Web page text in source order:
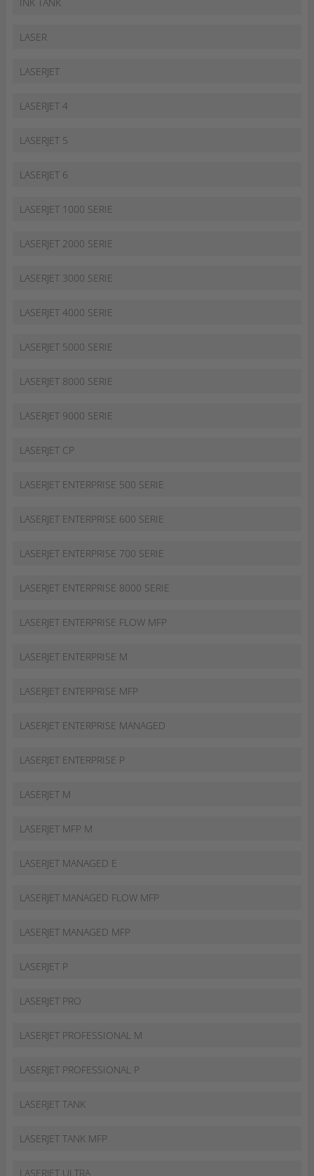
LASER
LASERJET
LASERJET 4
LASERJET 5
LASERJET 6
LASERJET 1000 SERIE
LASERJET 2000 SERIE
LASERJET 3000 SERIE
LASERJET 4000 SERIE
LASERJET 5000 SERIE
LASERJET 8000 SERIE
LASERJET 9000 SERIE
LASERJET CP
LASERJET ENTERPRISE 500 SERIE
LASERJET ENTERPRISE 600 SERIE
LASERJET ENTERPRISE 700 SERIE
LASERJET ENTERPRISE 8000 SERIE
LASERJET ENTERPRISE FLOW MFP
LASERJET ENTERPRISE M
LASERJET ENTERPRISE MFP
LASERJET ENTERPRISE MANAGED
LASERJET ENTERPRISE P
LASERJET M
LASERJET MFP M
LASERJET MANAGED E
LASERJET MANAGED FLOW MFP
LASERJET MANAGED MFP
LASERJET P
LASERJET PRO
LASERJET PROFESSIONAL M
LASERJET PROFESSIONAL P
LASERJET TANK
LASERJET TANK MFP
LASERJET ULTRA